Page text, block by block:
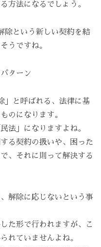
方法になるでしょう。
除という新しい契約を結
うですね。
ターン
」と呼ばれる、法律に基
のになります。
法」になりますよね。
る契約の扱いや、困った
、それに則って解決する
解除に応じないという事
た形で行われますが、こ
れていませんよね。